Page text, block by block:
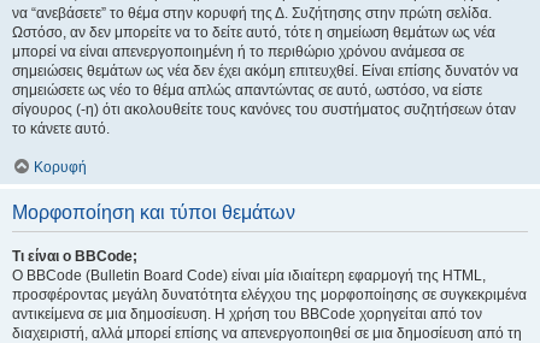
να “ανεβάσετε” το θέμα στην κορυφή της Δ. Συζήτησης στην πρώτη σελίδα.
Ωστόσο, αν δεν μπορείτε να το δείτε αυτό, τότε η σημείωση θεμάτων ως νέα
μπορεί να είναι απενεργοποιημένη ή το περιθώριο χρόνου ανάμεσα σε
σημειώσεις θεμάτων ως νέα δεν έχει ακόμη επιτευχθεί. Είναι επίσης δυνατόν να
σημειώσετε ως νέο το θέμα απλώς απαντώντας σε αυτό, ωστόσο, να είστε
σίγουρος (-η) ότι ακολουθείτε τους κανόνες του συστήματος συζητήσεων όταν
το κάνετε αυτό.
Κορυφή
Μορφοποίηση και τύποι θεμάτων
Τι είναι ο BBCode;
Ο BBCode (Bulletin Board Code) είναι μία ιδιαίτερη εφαρμογή της HTML,
προσφέροντας μεγάλη δυνατότητα ελέγχου της μορφοποίησης σε συγκεκριμένα
αντικείμενα σε μια δημοσίευση. Η χρήση του BBCode χορηγείται από τον
διαχειριστή, αλλά μπορεί επίσης να απενεργοποιηθεί σε μια δημοσίευση από τη